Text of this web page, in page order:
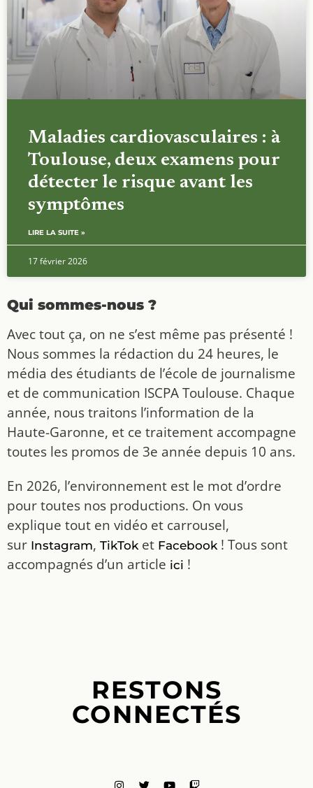
Maladies cardiovasculaires : à
Toulouse, deux examens pour
détecter le risque avant les
symptômes
LIRE LA SUITE »
17 février 2026
Qui sommes-nous ?
Avec tout ça, on ne s’est même pas présenté !
Nous sommes la rédaction du 24 heures, le
média des étudiants de l’école de journalisme
et de communication ISCPA Toulouse. Chaque
année, nous traitons l’information de la
Haute-Garonne, et ce traitement accompagne
toutes les promos de 3e année depuis 10 ans.
En 2026, l’environnement est le mot d’ordre
pour toutes nos productions. On vous
explique tout en vidéo et carrousel,
sur Instagram, TikToket Facebook! Tous sont
accompagnés d’un article ici !
RESTONS
CONNECTÉS